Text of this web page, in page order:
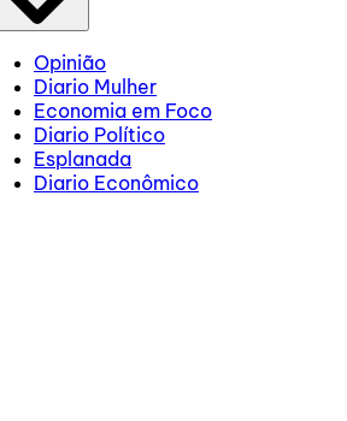
Opinião
Diario Mulher
Economia em Foco
Diario Político
Esplanada
Diario Econômico